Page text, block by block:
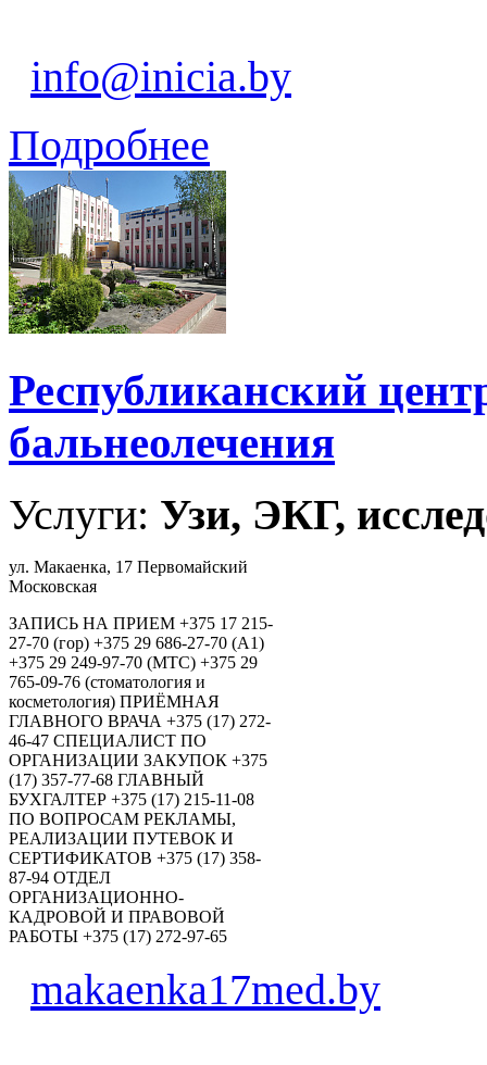
info@inicia.by
Подробнее
Республиканский
бальнеолечения
Услуги: Узи, ЭКГ,
ул. Макаенка, 17 Первомайский
Московская
ЗАПИСЬ НА ПРИЕМ +375 17 215-
27-70 (гор) +375 29 686-27-70 (А1)
+375 29 249-97-70 (МТС) +375 29
765-09-76 (стоматология и
косметология) ПРИЁМНАЯ
ГЛАВНОГО ВРАЧА +375 (17) 272-
46-47 СПЕЦИАЛИСТ ПО
ОРГАНИЗАЦИИ ЗАКУПОК +375
(17) 357-77-68 ГЛАВНЫЙ
БУХГАЛТЕР +375 (17) 215-11-08
ПО ВОПРОСАМ РЕКЛАМЫ,
РЕАЛИЗАЦИИ ПУТЕВОК И
СЕРТИФИКАТОВ +375 (17) 358-
87-94 ОТДЕЛ
ОРГАНИЗАЦИОННО-
КАДРОВОЙ И ПРАВОВОЙ
РАБОТЫ +375 (17) 272-97-65
makaenka17med.by